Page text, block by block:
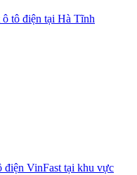
ô tô điện tại Hà Tĩnh
điện VinFast tại khu vực